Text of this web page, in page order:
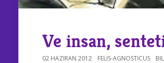
Ve insan,
02 HAZIRAN 2012 FELIS-AGNOSTICUS